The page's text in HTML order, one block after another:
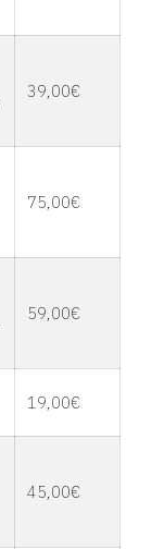
39,00€
75,00€
59,00€
19,00€
45,00€